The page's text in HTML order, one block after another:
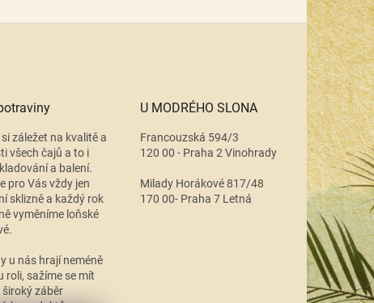
záležet na kvalitě a
všech čajů a to i
a balení.
pro Vás vždy jen
sklizně a každý rok
vyměníme loňské
u nás hrají neméně
roli, sažíme se mít
záběr
U MODRÉHO SLONA
Francouzská 594/3
120 00 - Praha 2 Vinohrady
Milady Horákové 817/48
170 00- Praha 7 Letná